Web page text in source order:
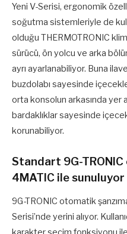
Yeni V-Serisi, ergonomik
soğutma sistemleriyle de
olduğu THERMOTRONIC
sürücü, ön yolcu ve arka
ayrı ayarlanabiliyor. Buna
buzdolabı sayesinde
orta konsolun arkasında yer
bardaklıklar sayesinde
korunabiliyor.
Standart 9G-
4MATIC ile sunuluyor
9G-TRONIC otomatik
Serisi’nde yerini alıyor.